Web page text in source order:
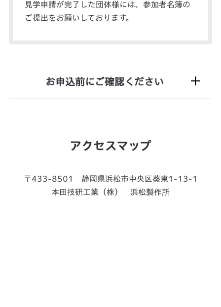
見学申請が完了した団体様には、参加者名簿の
ご提出をお願いしております。
お申込前にご確認ください
アクセスマップ
〒433-8501 静岡県浜松市中央区葵東1-13-1
本田技研工業（株） 浜松製作所